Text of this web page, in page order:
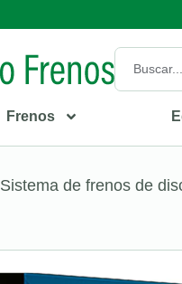
Frenos
Sistema de frenos de